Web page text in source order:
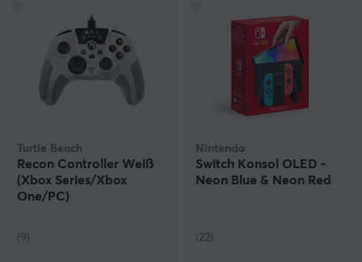
Turtle Beach
Recon Controller Weiß
(Xbox Series/Xbox
One/PC)
(9)
Nintendo
Switch Konsol OLED -
Neon Blue & Neon Red
(22)